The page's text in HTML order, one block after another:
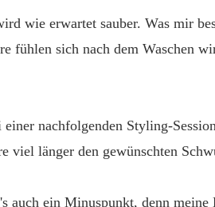
wie erwartet sauber. Was mir
fühlen sich nach dem Waschen
einer nachfolgenden Styling-
viel länger den gewünschten
auch ein Minuspunkt, denn